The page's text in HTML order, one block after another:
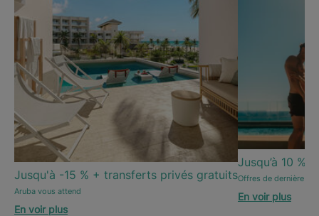
Jusqu'à -15 % + transferts privés gratuits
Aruba vous attend
En voir plus
Jusqu’à 10 %
Offres de dernière
En voir plus